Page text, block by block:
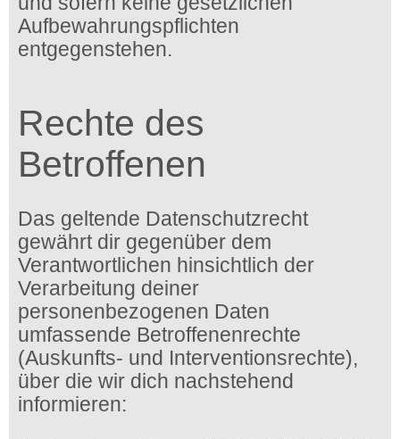
Aufbewahrungspflichten
entgegenstehen.
Rechte des
Betroffenen
Das geltende Datenschutzrecht
gewährt dir gegenüber dem
Verantwortlichen hinsichtlich der
Verarbeitung deiner
personenbezogenen Daten
umfassende Betroffenenrechte
(Auskunfts- und Interventionsrechte),
über die wir dich nachstehend
informieren: